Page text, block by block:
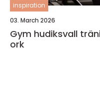
inspiration
03. March 2026
Gym hudiksvall träning för vardag, hälsa och
ork